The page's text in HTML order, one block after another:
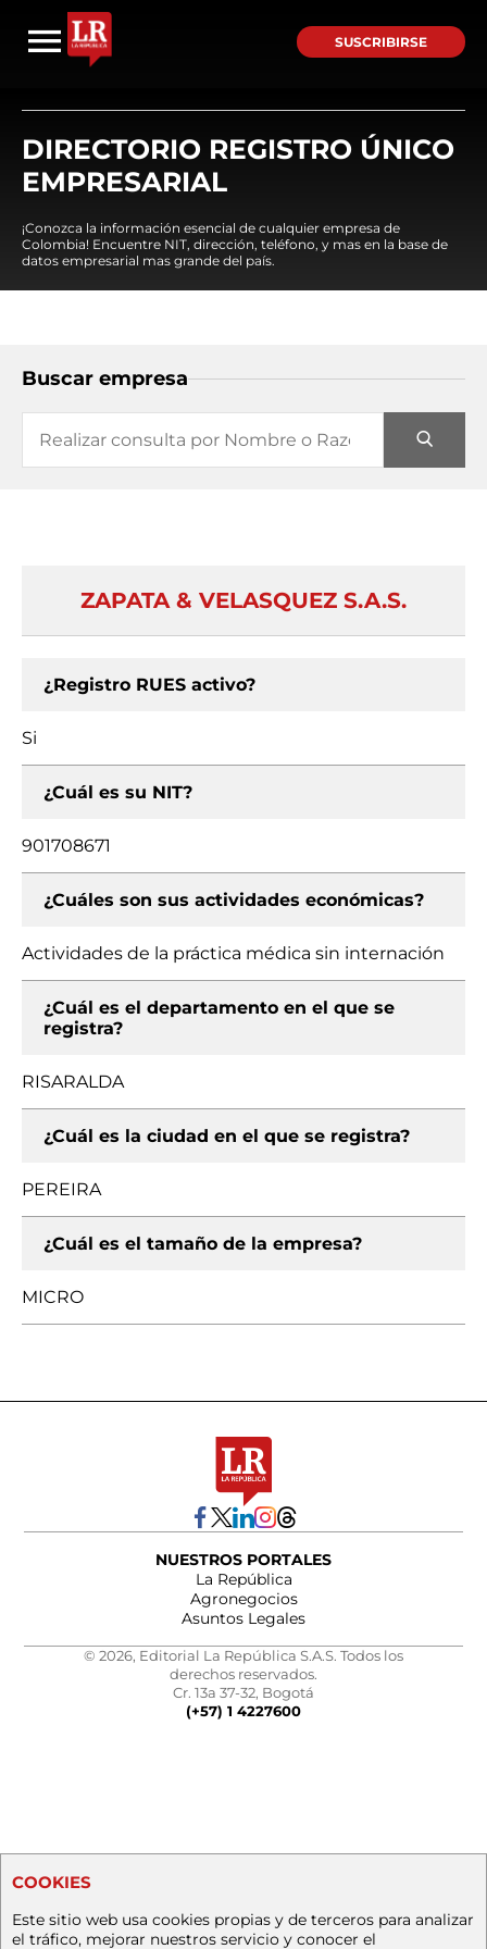
SUSCRIBIRSE
DIRECTORIO REGISTRO ÚNICO
EMPRESARIAL
¡Conozca la información esencial de cualquier empresa de
Colombia! Encuentre NIT, dirección, teléfono, y mas en la base de
datos empresarial mas grande del país.
Buscar empresa
ZAPATA & VELASQUEZ S.A.S.
¿Registro RUES activo?
Si
¿Cuál es su NIT?
901708671
¿Cuáles son sus actividades económicas?
Actividades de la práctica médica sin internación
¿Cuál es el departamento en el que se
registra?
RISARALDA
¿Cuál es la ciudad en el que se registra?
PEREIRA
¿Cuál es el tamaño de la empresa?
MICRO
NUESTROS PORTALES
La República
Agronegocios
Asuntos Legales
© 2026, Editorial La República S.A.S. Todos los
derechos reservados.
Cr. 13a 37-32, Bogotá
(+57) 1 4227600
COOKIES
Este sitio web usa cookies propias y de terceros para analizar
el tráfico, mejorar nuestros servicio y conocer el